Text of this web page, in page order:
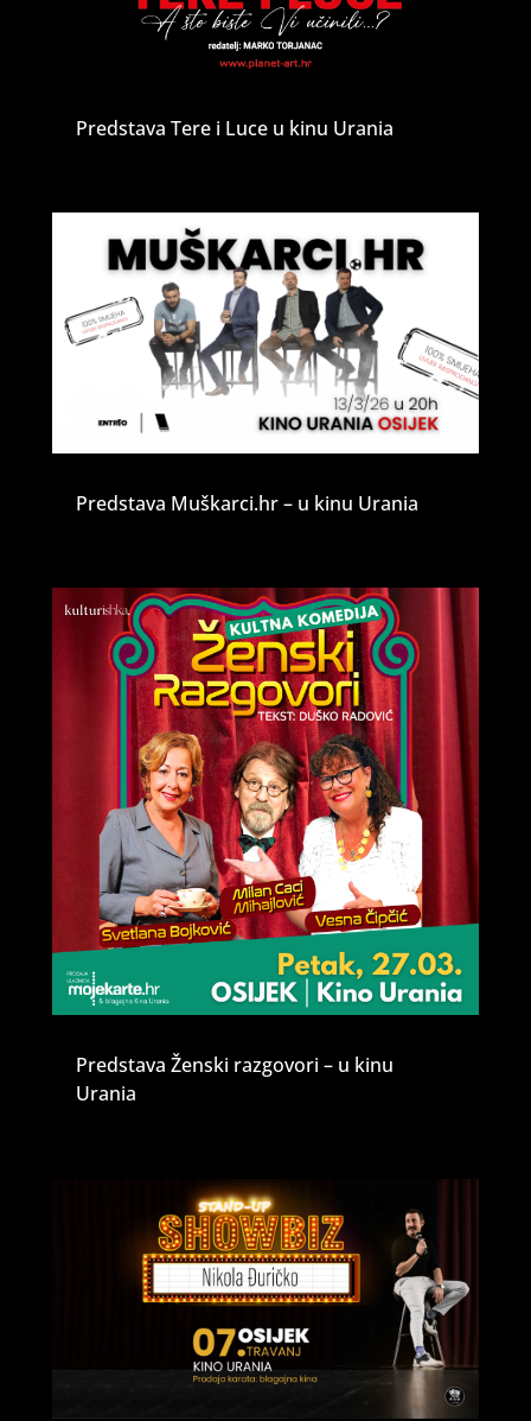
Predstava Tere i Luce u kinu Urania
Predstava Muškarci.hr – u kinu Urania
Predstava Ženski razgovori – u kinu
Urania